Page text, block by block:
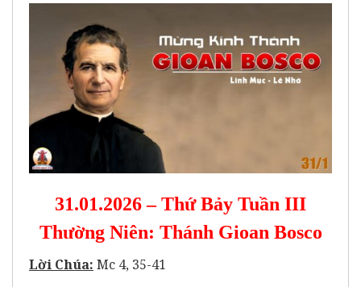
31.01.2026 – Thứ Bảy Tuần III
Thường Niên: Thánh Gioan Bosco
Lời Chúa: Mc 4, 35-41